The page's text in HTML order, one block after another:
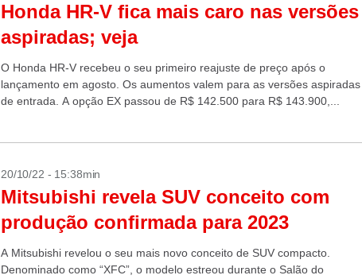
Honda HR-V fica mais caro nas versões
aspiradas; veja
O Honda HR-V recebeu o seu primeiro reajuste de preço após o
lançamento em agosto. Os aumentos valem para as versões aspiradas
de entrada. A opção EX passou de R$ 142.500 para R$ 143.900,...
20/10/22 - 15:38min
Mitsubishi revela SUV conceito com
produção confirmada para 2023
A Mitsubishi revelou o seu mais novo conceito de SUV compacto.
Denominado como “XFC”, o modelo estreou durante o Salão do